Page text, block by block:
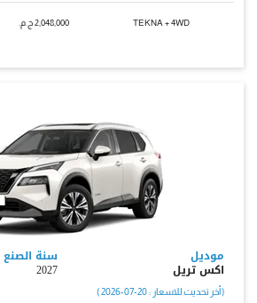
TEKNA + 4WD 2,048,000 ج.م.‏
موديل
اكس تريل
سنة الصنع
2027
( أخر تحديث للاسعار : 20-07-2026 )